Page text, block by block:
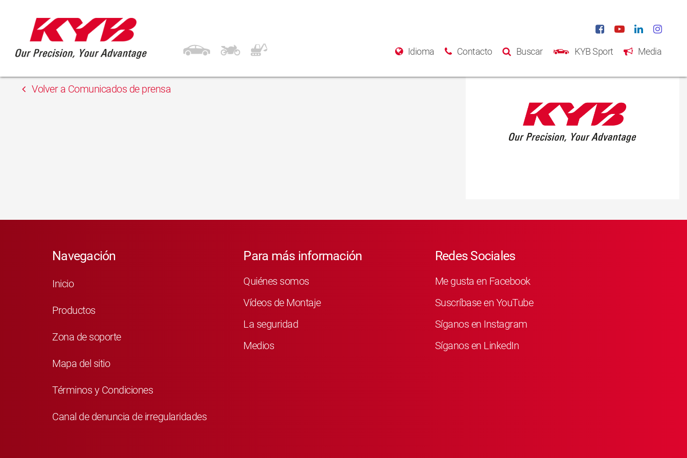
Idioma Contacto Buscar KYB Sport Media
Euroton
Volver a Comunicados de prensa
Navegación
Inicio
Productos
Zona de soporte
Mapa del sitio
Términos y Condiciones
Canal de denuncia de irregularidades
Para más información
Quiénes somos
Vídeos de Montaje
La seguridad
Medios
Redes Sociales
Me gusta en Facebook
Suscríbase en YouTube
Síganos en Instagram
Síganos en LinkedIn